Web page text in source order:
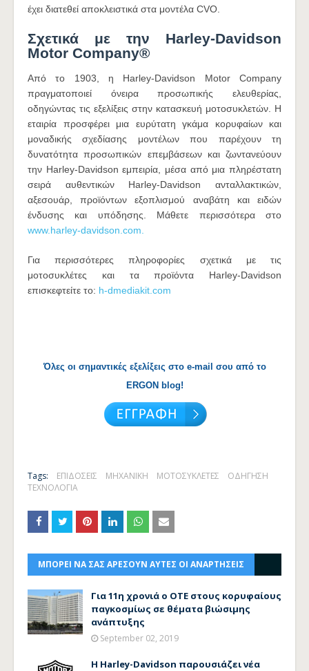
έχει διατεθεί αποκλειστικά στα μοντέλα CVO.
Σχετικά με την Harley-Davidson
Motor Company®
Από το 1903, η Harley-Davidson Motor Company
πραγματοποιεί όνειρα προσωπικής ελευθερίας,
οδηγώντας τις εξελίξεις στην κατασκευή μοτοσυκλετών. Η
εταιρία προσφέρει μια ευρύτατη γκάμα κορυφαίων και
μοναδικής σχεδίασης μοντέλων που παρέχουν τη
δυνατότητα προσωπικών επεμβάσεων και ζωντανεύουν
την Harley-Davidson εμπειρία, μέσα από μια πληρέστατη
σειρά αυθεντικών Harley-Davidson ανταλλακτικών,
αξεσουάρ, προϊόντων εξοπλισμού αναβάτη και ειδών
ένδυσης και υπόδησης. Μάθετε περισσότερα στο
www.harley-davidson.com.
Για περισσότερες πληροφορίες σχετικά με τις
μοτοσυκλέτες και τα προϊόντα Harley-Davidson
επισκεφτείτε το: h-dmediakit.com
Όλες οι σημαντικές εξελίξεις στο e-mail σου από το
ERGON blog!
Tags: ΕΠΙΔΟΣΕΙΣ ΜΗΧΑΝΙΚΗ ΜΟΤΟΣΥΚΛΕΤΕΣ
ΟΔΗΓΗΣΗ
ΤΕΧΝΟΛΟΓΙΑ
ΜΠΟΡΕΙ ΝΑ ΣΑΣ ΑΡΕΣΟΥΝ ΑΥΤΕΣ ΟΙ ΑΝΑΡΤΗΣΕΙΣ
Για 11η χρονιά ο ΟΤΕ στους κορυφαίους
παγκοσμίως σε θέματα βιώσιμης
ανάπτυξης
September 02, 2019
Η Harley-Davidson παρουσιάζει νέα